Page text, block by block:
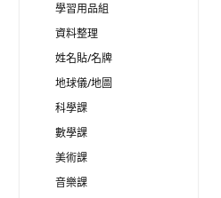
學習用品組
資料整理
姓名貼/名牌
地球儀/地圖
科學課
數學課
美術課
音樂課